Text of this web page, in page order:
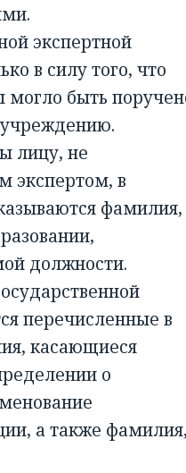
экспертной
в силу того, что
могло быть
учреждению.
лицу, не
экспертом, в
фамилия,
должности.
перечисленные в
касающиеся
о
а также фамилия,